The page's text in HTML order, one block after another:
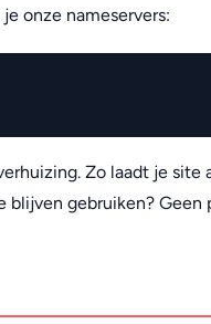
onze nameservers:
Zo laadt je
gebruiken? Geen